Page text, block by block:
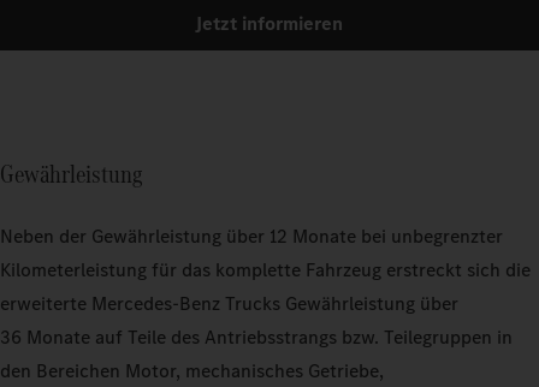
Jetzt informieren
Gewährleistung
Neben der Gewährleistung über 12 Monate bei unbegrenzter
Kilometerleistung für das komplette Fahrzeug erstreckt sich die
erweiterte Mercedes‑Benz Trucks Gewährleistung über
36 Monate auf Teile des Antriebsstrangs bzw. Teilegruppen in
den Bereichen Motor, mechanisches Getriebe,